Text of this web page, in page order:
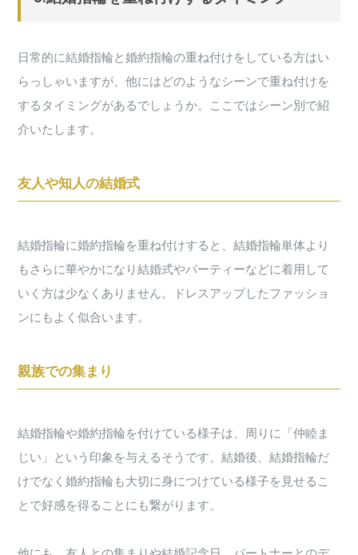
日常的に結婚指輪と婚約指輪の重ね付けをしている方はい
らっしゃいますが、他にはどのようなシーンで重ね付けを
するタイミングがあるでしょうか。ここではシーン別で紹
介いたします。
友人や知人の結婚式
結婚指輪に婚約指輪を重ね付けすると、結婚指輪単体より
もさらに華やかになり結婚式やパーティーなどに着用して
いく方は少なくありません。ドレスアップしたファッショ
ンにもよく似合います。
親族での集まり
結婚指輪や婚約指輪を付けている様子は、周りに「仲睦ま
じい」という印象を与えるそうです。結婚後、結婚指輪だ
けでなく婚約指輪も大切に身につけている様子を見せるこ
とで好感を得ることにも繋がります。